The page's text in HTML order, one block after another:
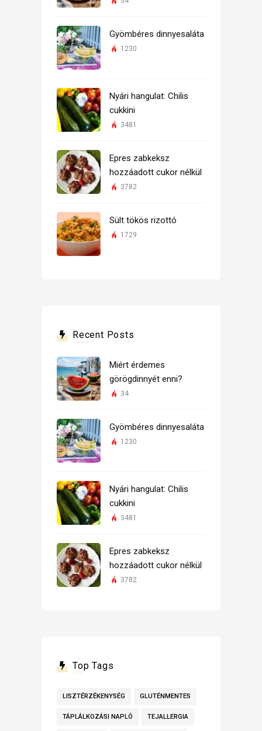
Gyömbéres dinnyesaláta
1230
Nyári hangulat: Chilis
cukkini
3481
Epres zabkeksz
hozzáadott cukor nélkül
3782
Sült tökös rizottó
1729
Recent Posts
Miért érdemes
görögdinnyét enni?
34
Gyömbéres dinnyesaláta
1230
Nyári hangulat: Chilis
cukkini
3481
Epres zabkeksz
hozzáadott cukor nélkül
3782
Top Tags
LISZTÉRZÉKENYSÉG GLUTÉNMENTES
TÁPLÁLKOZÁSI NAPLÓ TEJALLERGIA